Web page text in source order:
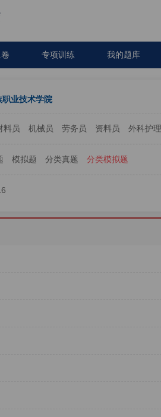
专项训练 我的题库
职业技术学院
料员 机械员 劳务员 资料员 外科护
模拟题 分类真题 分类模拟题